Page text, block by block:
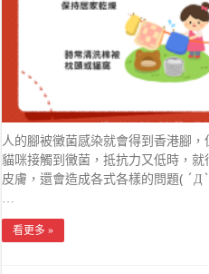
人的腳被黴菌感染就會得到香港腳
貓咪接觸到黴菌，抵抗力又低時，
皮膚，還會造成各式各樣的問題(
看更多 »